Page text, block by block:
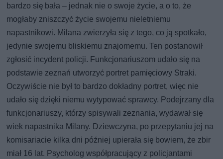
bardzo się bała – jednak nie o swoje życie, a o to, że
mogłaby zniszczyć życie swojemu nieletniemu
napastnikowi. Milana zwierzyła się z tego, co ją spotkało,
jedynie swojemu bliskiemu znajomemu. Ten postanowił
zgłosić incydent policji. Funkcjonariuszom udało się na
podstawie zeznań utworzyć portret pamięciowy Straki.
Oczywiście nie był to bardzo dokładny portret, więc nie
udało się dzięki niemu wytypować sprawcy. Podejrzany dla
funkcjonariuszy, którzy spisywali zeznania, wydawał się
wiek napastnika Milany. Dziewczyna, po przepytaniu jej na
komisariacie kilka dni później upierała się bowiem, że zbir
miał 16 lat. Psycholog współpracujący z policjantami